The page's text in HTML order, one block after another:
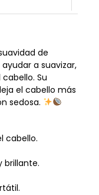
de
a suavizar,
Su
el cabello más
sedosa.
cabello.
brillante.